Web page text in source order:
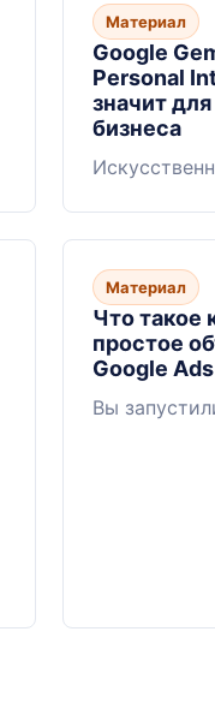
Материал
Google
Personal
значит
бизнеса
Материал
Что такое
простое
Google
Вы